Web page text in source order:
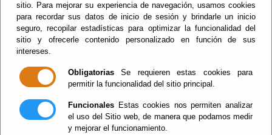
sitio. Para mejorar su experiencia de navegación, usamos cookies
para recordar sus datos de inicio de sesión y brindarle un inicio
seguro, recopilar estadísticas para optimizar la funcionalidad del
sitio y ofrecerle contenido personalizado en función de sus
intereses.
Obligatorias Se requieren estas cookies para
permitir la funcionalidad del sitio principal.
Funcionales Estas cookies nos permiten analizar
el uso del Sitio web, de manera que podamos medir
y mejorar el funcionamiento.
06:01:33
Vie, 7 Agosto 2026
- Tablón de Anuncios